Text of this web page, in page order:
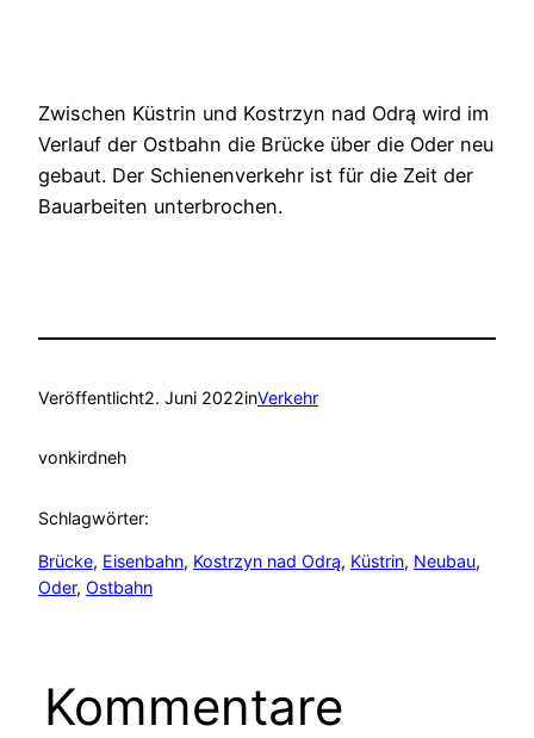
Zwischen Küstrin und Kostrzyn nad Odrą wird im
Verlauf der Ostbahn die Brücke über die Oder neu
gebaut. Der Schienenverkehr ist für die Zeit der
Bauarbeiten unterbrochen.
Veröffentlicht2. Juni 2022inVerkehr
vonkirdneh
Schlagwörter:
Brücke, Eisenbahn, Kostrzyn nad Odrą, Küstrin, Neubau
Oder, Ostbahn
Kommentare